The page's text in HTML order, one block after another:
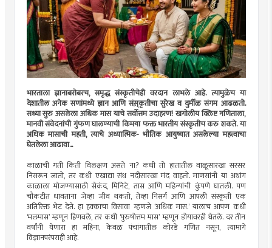
भारताला ज्ञानाबरोबरच, समृद्ध संस्कृतीचेही वरदान लाभले आहे. त्यामुळेच या
देशातील अनेक सणांमध्ये ज्ञान आणि संस़्कृतीचा सुरेख व दुर्मीळ संगम आढळतो.
सध्या सुरु असलेला अधिक मास याचे सर्वोत्तम उदाहरण! खगोलीय क्लिष्ट गणिताला,
मानवी संवेदनांची गुंफण घालण्याची किमया फक्त भारतीय संस्कृतीच करु शकते. या
अधिक मासाची महती, त्याचे अध्यात्मिक- भौतिक आयुष्यात असलेल्या महत्त्वाचा
घेतलेला आढावा...
काळाची गती किती विलक्षण असते ना? कधी तो हातातील वाळूसारखा सरसर
निसरून जातो, तर कधी एखाद्या संथ नदीसारखा मंद वाहतो. माणसांनी या अथांग
काळाला मोजण्यासाठी सेकंद, मिनिटे, तास आणि महिन्यांची कुंपणे घातली. पण
चौकटीत धावताना जेव्हा जीव थकतो, तेव्हा निसर्ग आणि आपली संस्कृती एक
अतिरिक्त भेट देते. हा हक्काचा विसावा म्हणजे ‘अधिक मास.’ यालाच आपण कधी
‘मलमास’ म्हणून हिणवले, तर कधी ‘पुरुषोत्तम मास’ म्हणून डोयावरही घेतले. दर तीन
वर्षांनी येणारा हा महिना, केवळ पंचांगातील कोरडे गणित नसून, त्यामागे
विज्ञानपरंपराही आहे.